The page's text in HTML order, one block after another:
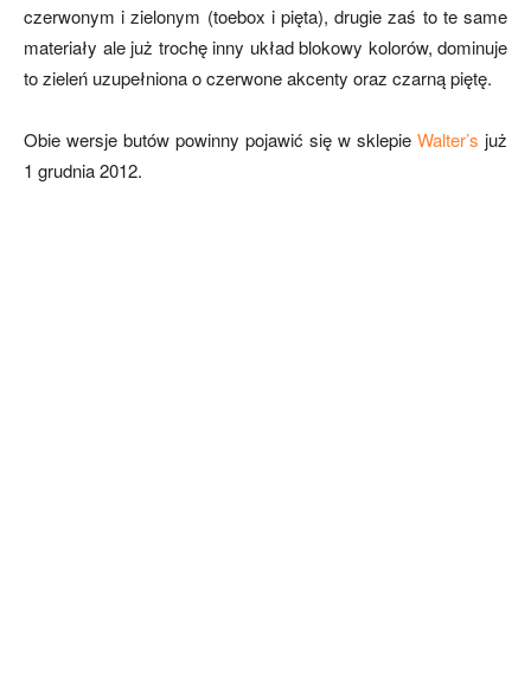
czerwonym i zielonym (toebox i pięta), drugie zaś to te same
materiały ale już trochę inny układ blokowy kolorów, dominuje
to zieleń uzupełniona o czerwone akcenty oraz czarną piętę.
Obie wersje butów powinny pojawić się w sklepie Walter’s już
1 grudnia 2012.